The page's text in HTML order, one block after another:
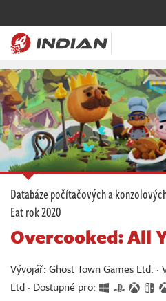
Magazín
Recenze
Videa
Soutěže
Databáze
Komunita
Redakce
Databáze počítačových a
Eatrok 2020
Overcooked: All
Vývojář: Ghost Town Games Ltd. ·
Ltd · Dostupné pro: